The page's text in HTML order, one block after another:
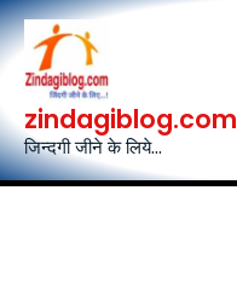
Skip
to
content
zindagiblog.com
जिन्दगी जीने के लिये...